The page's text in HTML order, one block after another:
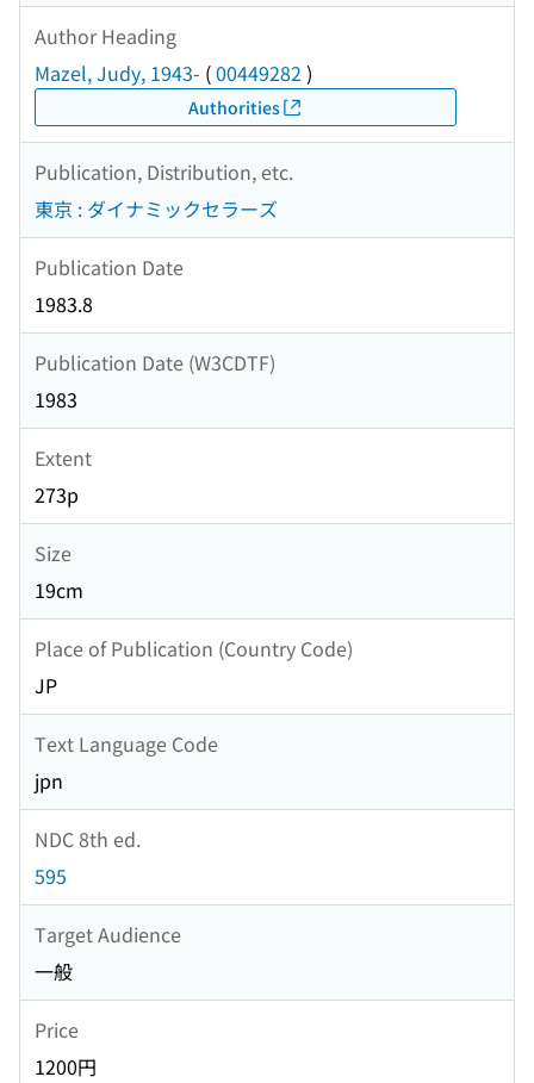
Author Heading
Mazel, Judy, 1943- (00449282 )
Authorities
Publication, Distribution, etc.
東京 : ダイナミックセラーズ
Publication Date
1983.8
Publication Date (W3CDTF)
1983
Extent
273p
Size
19cm
Place of Publication (Country Code)
JP
Text Language Code
jpn
NDC 8th ed.
595
Target Audience
一般
Price
1200円